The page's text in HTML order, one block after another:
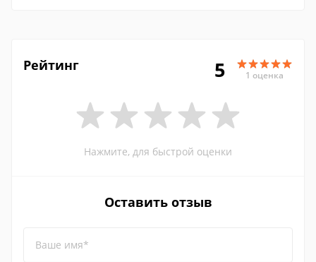
Рейтинг 5 1 оценка
Нажмите, для быстрой оценки
Оставить отзыв
Ваше имя*